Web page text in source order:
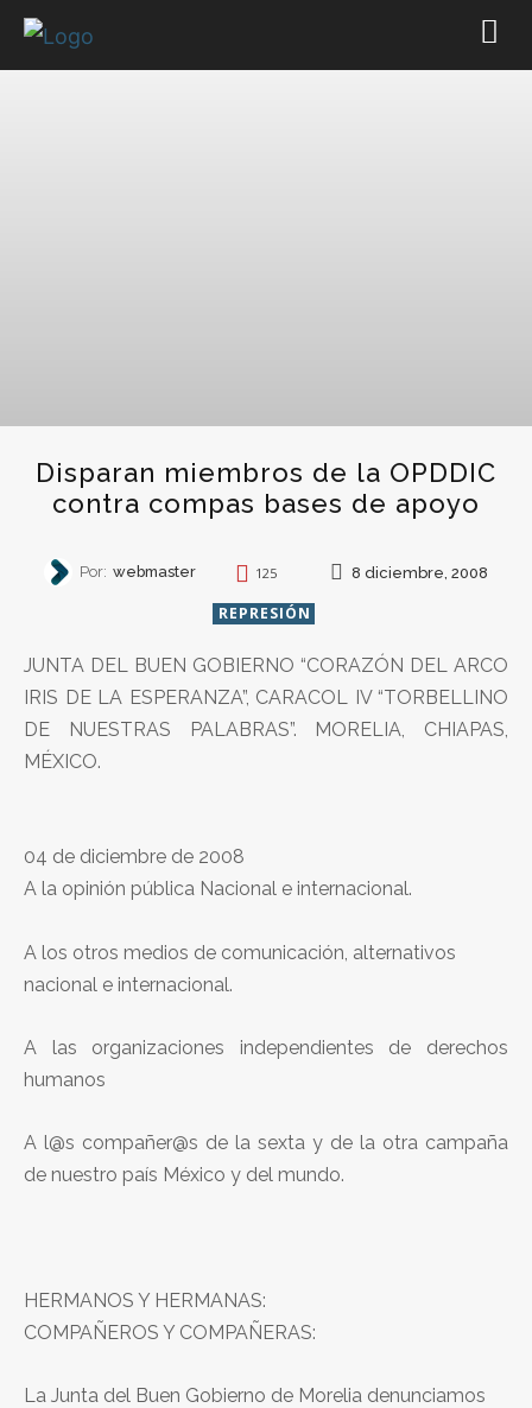
Disparan miembros de la OPDDIC
contra compas bases de apoyo
Por: webmaster 125 8 diciembre, 2008
REPRESIÓN
JUNTA DEL BUEN GOBIERNO “CORAZÓN DEL ARCO
IRIS DE LA ESPERANZA”, CARACOL IV “TORBELLINO
DE NUESTRAS PALABRAS”. MORELIA, CHIAPAS,
MÉXICO.
04 de diciembre de 2008
A la opinión pública Nacional e internacional.
A los otros medios de comunicación, alternativos
nacional e internacional.
A las organizaciones independientes de derechos
humanos
A l@s compañer@s de la sexta y de la otra campaña
de nuestro país México y del mundo.
HERMANOS Y HERMANAS:
COMPAÑEROS Y COMPAÑERAS:
La Junta del Buen Gobierno de Morelia denunciamos